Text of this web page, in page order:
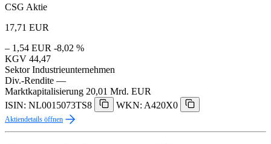
CSG Aktie
17,71 EUR
– 1,54 EUR -8,02 %
KGV 44,47
Sektor Industrieunternehmen
Div.-Rendite —
Marktkapitalisierung 20,01 Mrd. EUR
ISIN: NL0015073TS8
WKN: A420X0
Aktiendetails öffnen